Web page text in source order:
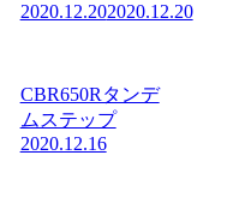
2020.12.202020.12.20
CBR650Rタンデ
ムステップ
2020.12.16